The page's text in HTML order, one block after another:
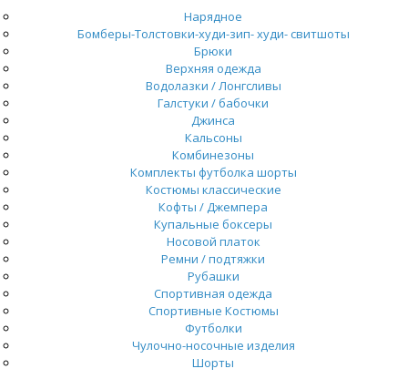
Нарядное
Бомберы-Толстовки-худи-зип- худи- свитшоты
Брюки
Верхняя одежда
Водолазки / Лонгсливы
Галстуки / бабочки
Джинса
Кальсоны
Комбинезоны
Комплекты футболка шорты
Костюмы классические
Кофты / Джемпера
Купальные боксеры
Носовой платок
Ремни / подтяжки
Рубашки
Спортивная одежда
Спортивные Костюмы
Футболки
Чулочно-носочные изделия
Шорты